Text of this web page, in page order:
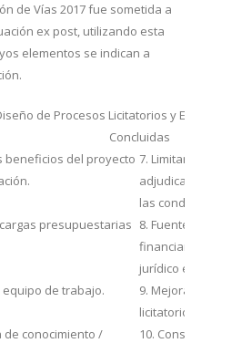
de Vías 2017 fue sometida a
ex post, utilizando esta
elementos se indican a
de Procesos Licitatorios y Evaluación
Concluidas
beneficios del proyecto 7. Limitar los
adjudicación y
las condiciones
presupuestarias 8. Fuentes
financiamiento y
jurídico e
de trabajo.
9. Mejorar la
licitatorios.
de conocimiento /
10. Considerar